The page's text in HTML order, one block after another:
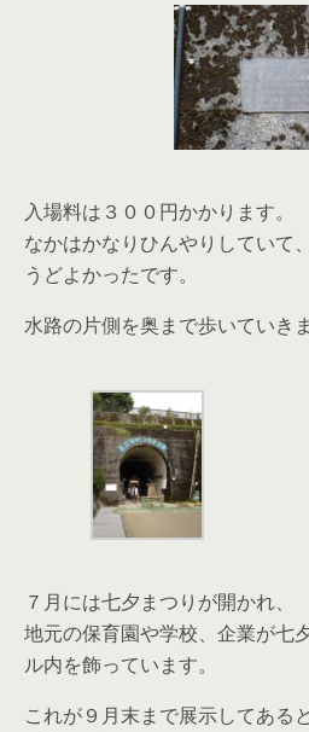
入場料は３００円かかります。
なかはかなりひんやりしていて
うどよかったです。
水路の片側を奥まで歩いていきま
７月には七夕まつりが開かれ、
地元の保育園や学校、企業が七
ル内を飾っています。
これが９月末まで展示してある